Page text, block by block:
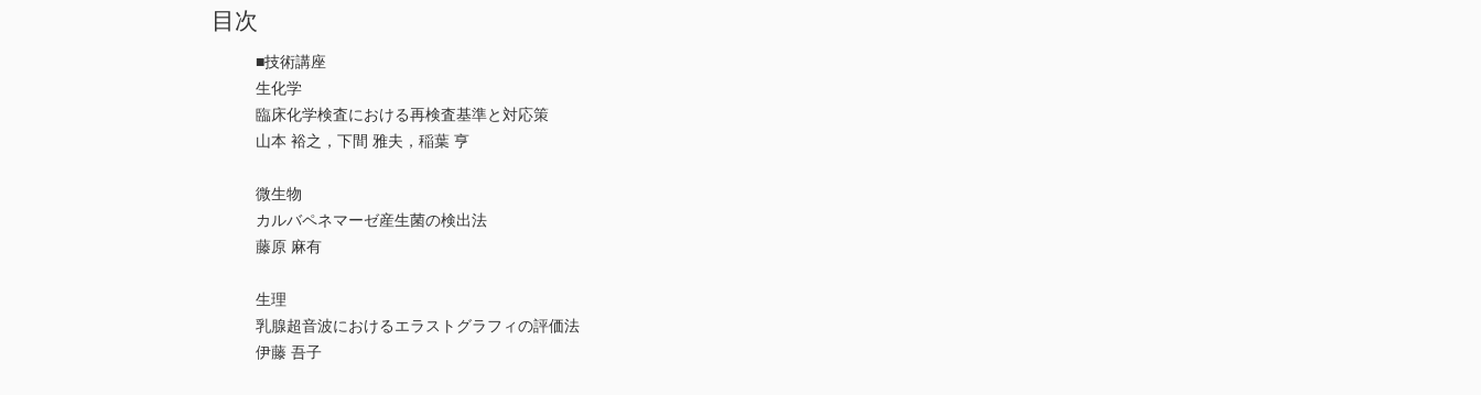
目次
■技術講座
生化学
臨床化学検査における再検査基準と対応策
山本 裕之，下間 雅夫，稲葉 亨
微生物
カルバペネマーゼ産生菌の検出法
藤原 麻有
生理
乳腺超音波におけるエラストグラフィの評価法
伊藤 吾子